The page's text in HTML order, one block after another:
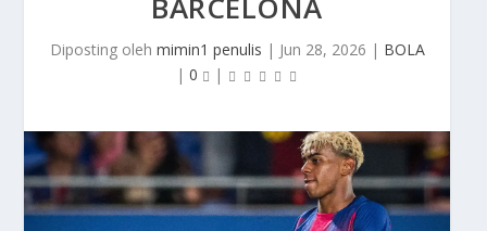
Diposting oleh mimin1 penulis | Jun 28, 2026 | BOLA
| 0 |